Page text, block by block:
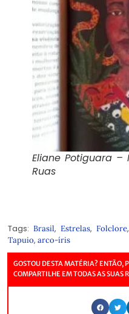
Eliane Potiguara –
Ruas
Tags:Brasil,Estrelas,Folclore,
Tapuio, arco-íris
GOSTOU DESTA MATÉRIA? ENTÃO,
COMPARTILHE EM TODAS AS SUAS